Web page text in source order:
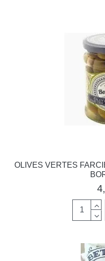
OLIVES VERTES